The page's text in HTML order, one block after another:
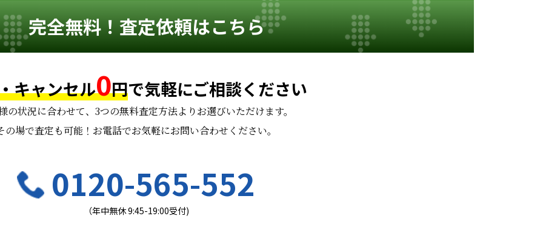
完全無料！査定依頼はこちら
キャンセル0円で気軽にご相談ください
の状況に合わせて、 3つの無料査定方法よりお選びいただけます。
の場で査定も可能！お電話でお気軽にお問い合わせください。
0120-565-552
（年中無休 9:45-19:00受付)